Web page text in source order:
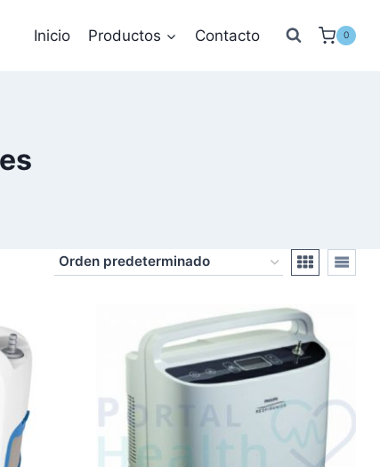
Inicio Productos Contacto 0